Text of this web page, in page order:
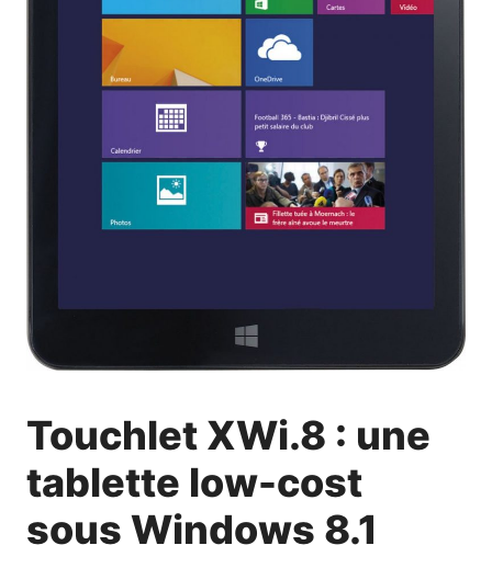
Touchlet XWi.8 : une
tablette low-cost
sous Windows 8.1